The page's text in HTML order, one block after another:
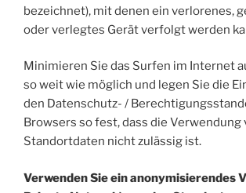
bezeichnet), mit denen ein verlorenes,
oder verlegtes Gerät verfolgt werden
Minimieren Sie das Surfen im Internet
so weit wie möglich und legen Sie die
den Datenschutz- /
Browsers so fest, dass die Verwendung
Standortdaten nicht zulässig ist.
Verwenden Sie ein anonymisierendes